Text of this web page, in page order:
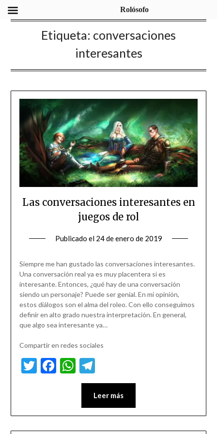
Etiqueta: conversaciones
interesantes
Las conversaciones interesantes en
juegos de rol
Publicado el 24 de enero de 2019
Siempre me han gustado las conversaciones interesantes.
Una conversación real ya es muy placentera si es
interesante. Entonces, ¿qué hay de una conversación
siendo un personaje? Puede ser genial. En mi opinión,
estos diálogos son el alma del roleo. Con ello conseguimos
definir en alto grado nuestra interpretación. En general,
que algo sea interesante ya…
Compartir en redes sociales
Twitter
Facebook
WhatsApp
Telegram
Leer más
Rolósofo